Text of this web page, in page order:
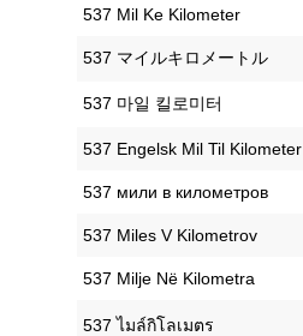
‎537 Mil Ke Kilometer
‎537 マイルキロメートル
‎537 마일 킬로미터
‎537 Engelsk Mil Til Kilometer
‎537 мили в километров
‎537 Miles V Kilometrov
‎537 Milje Në Kilometra
‎537 ไมล์กิโลเมตร